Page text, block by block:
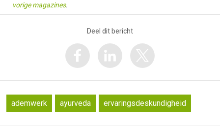
vorige magazines.
Deel dit bericht
ademwerk ayurveda ervaringsdeskundigheid